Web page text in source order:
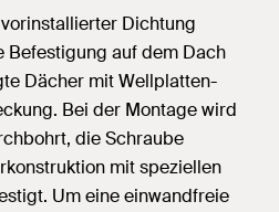
Dichtung
Befestigung auf dem Dach
Dächer mit Wellplatten-
Bei der Montage wird
die Schraube
mit speziellen
Um eine einwandfreie